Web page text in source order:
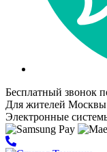
Бесплатный звонок
Для жителей
Электронные